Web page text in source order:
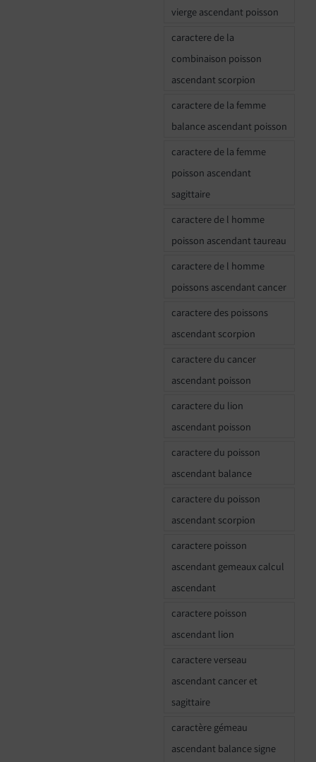
vierge ascendant poisson
caractere de la
combinaison poisson
ascendant scorpion
caractere de la femme
balance ascendant poisson
caractere de la femme
poisson ascendant
sagittaire
caractere de l homme
poisson ascendant taureau
caractere de l homme
poissons ascendant cancer
caractere des poissons
ascendant scorpion
caractere du cancer
ascendant poisson
caractere du lion
ascendant poisson
caractere du poisson
ascendant balance
caractere du poisson
ascendant scorpion
caractere poisson
ascendant gemeaux calcul
ascendant
caractere poisson
ascendant lion
caractere verseau
ascendant cancer et
sagittaire
caractère gémeau
ascendant balance signe